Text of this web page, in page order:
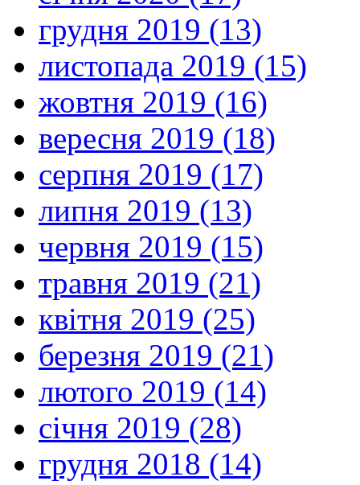
грудня 2019 (13)
листопада 2019 (15)
жовтня 2019 (16)
вересня 2019 (18)
серпня 2019 (17)
липня 2019 (13)
червня 2019 (15)
травня 2019 (21)
квітня 2019 (25)
березня 2019 (21)
лютого 2019 (14)
січня 2019 (28)
грудня 2018 (14)